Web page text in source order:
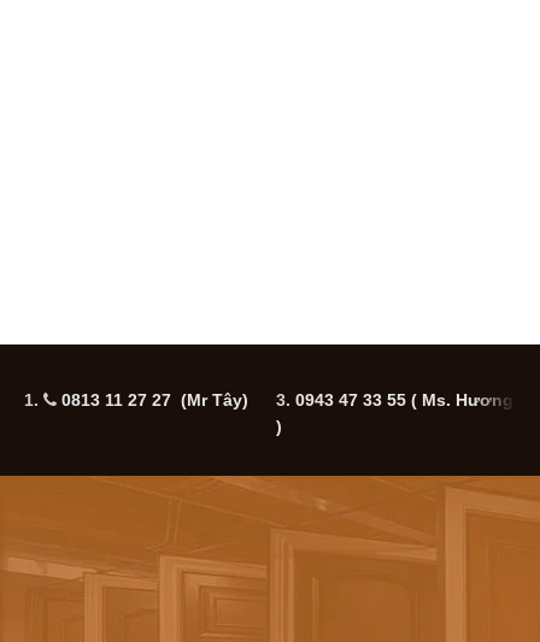
1. 0813 11 27 27 (Mr Tây) 3. 0943 47 33 55 ( Ms. Hương
)